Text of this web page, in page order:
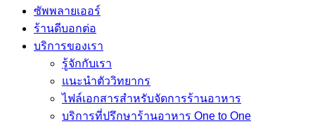
ซัพพลายเออร์
ร้านดีบอกต่อ
บริการของเรา
รู้จักกับเรา
แนะนำตัววิทยากร
ไฟล์เอกสารสำหรับจัดการร้านอาหาร
บริการที่ปรึกษาร้านอาหาร One to One